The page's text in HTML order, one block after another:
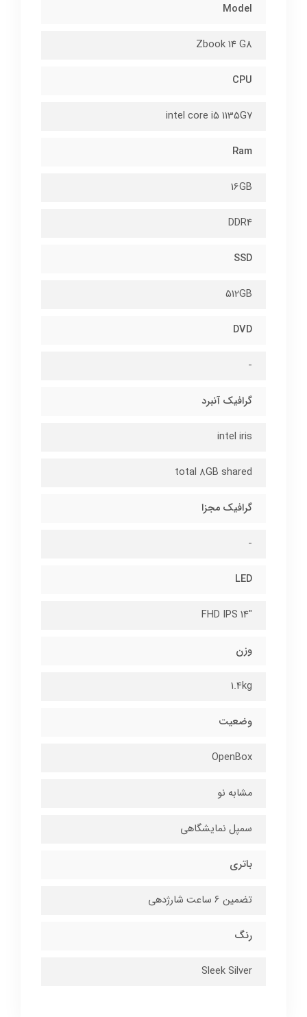
Model
Zbook 14 G8
CPU
intel core i5 1135G7
Ram
16GB
DDR4
SSD
512GB
DVD
-
گرافیک آنبرد
intel iris
total 8GB shared
گرافیک مجزا
-
LED
"14 FHD IPS
وزن
1.4kg
وضعیت
OpenBox
مشابه نو
سمپل نمایشگاهی
باتری
تضمين 6 ساعت شارژدهی
رنگ
Sleek Silver